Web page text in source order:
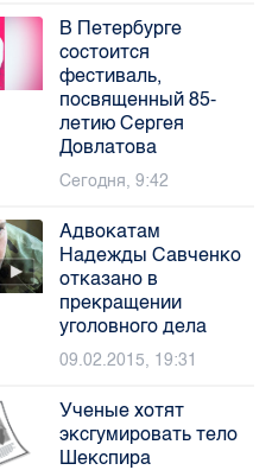
В Петербурге
состоится
фестиваль,
посвященный 85-
летию Сергея
Довлатова
Сегодня, 9:42
Адвокатам
Надежды Савченко
отказано в
прекращении
уголовного дела
09.02.2015, 19:31
Ученые хотят
эксгумировать тело
Шекспира